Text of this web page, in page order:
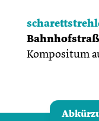
Kompositum